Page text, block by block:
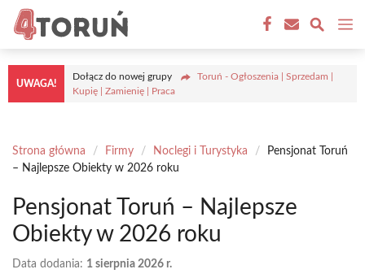
Przejdź
treści
UWAGA!
Dołącz do nowej grupy
Toruń - Ogłoszenia | Sprzedam |
Kupię | Zamienię | Praca
Strona główna / Firmy / Noclegi i Turystyka /
Pensjonat Toruń
– Najlepsze Obiekty w 2026 roku
Pensjonat Toruń – Najlepsze
Obiekty w 2026 roku
Data dodania: 1 sierpnia 2026 r.